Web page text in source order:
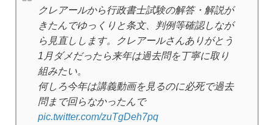
クレアールから行政書士試験の解答・解説が
きたんでゆっくりと条文、判例等確認しなが
ら見直しします。クレアールさんありがとう
1月ダメだったら来年は過去問を丁寧に取り
組みたい。
何しろ今年は講義動画を見るのに必死で過去
問まで回らなかったんで
pic.twitter.com/zuTgDeh7pq